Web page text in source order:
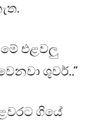
මේ එළවලු
ශුවර්..”
ගියේ